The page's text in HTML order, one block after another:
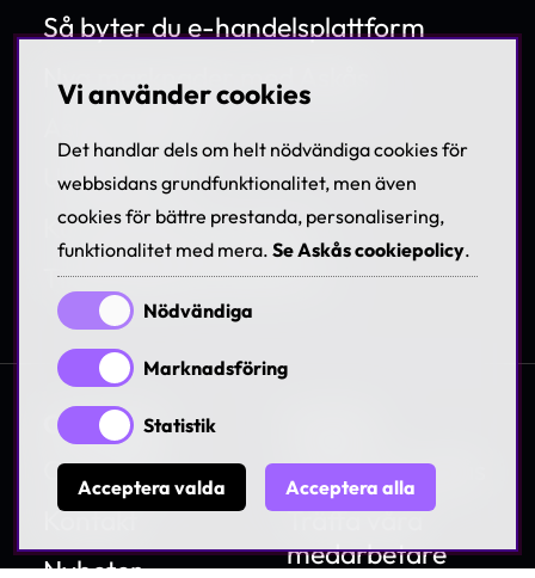
Så byter du e-handelsplattform
Nya marknader med Askås
Utbildningar
Kundanpassad support
Tillgänglighetsdirektivet
Om Askås
Om Askås
Kontakt
Nyheter
Jobba hos Askås
Träffa våra
medarbetare
Vi använder cookies
Det handlar dels om helt nödvändiga cookies för
webbsidans grundfunktionalitet, men även
cookies för bättre prestanda, personalisering,
funktionalitet med mera. Se Askås cookiepolicy.
Nödvändiga
Marknadsföring
Statistik
Acceptera valda Acceptera alla